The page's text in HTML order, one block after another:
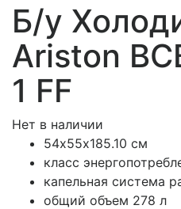
Б/у
Ariston
1 FF
Нет в наличии
54х55х185.10 см
класс
капельная система
общий объем 278 л